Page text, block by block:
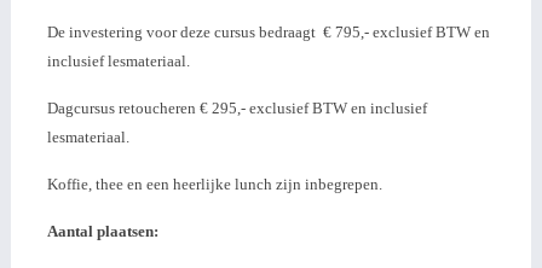
De investering voor deze cursus bedraagt € 795,- exclusief BTW en
inclusief lesmateriaal.
Dagcursus retoucheren € 295,- exclusief BTW en inclusief
lesmateriaal.
Koffie, thee en een heerlijke lunch zijn inbegrepen.
Aantal plaatsen: